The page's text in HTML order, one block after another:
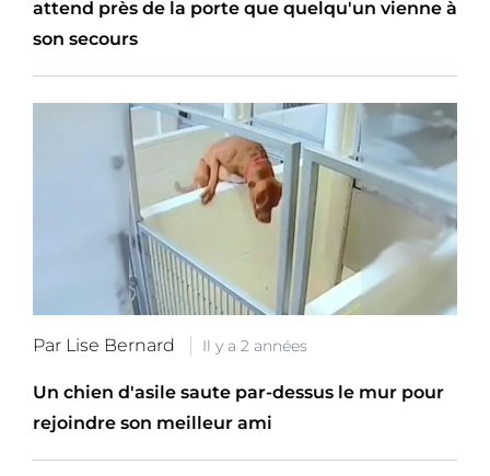
attend près de la porte que quelqu'un vienne à
son secours
Par Lise Bernard Il y a 2 années
Un chien d'asile saute par-dessus le mur pour
rejoindre son meilleur ami